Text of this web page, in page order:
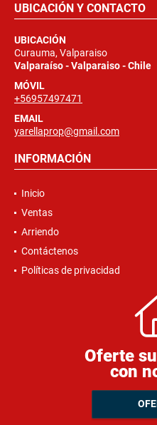
UBICACIÓN Y CONTACTO
UBICACIÓN
Curauma, Valparaiso
Valparaíso - Valparaiso - Chile
MÓVIL
+56957497471
EMAIL
yarellaprop@gmail.com
INFORMACIÓN
Inicio
Ventas
Arriendo
Contáctenos
Políticas de privacidad
Oferte
con